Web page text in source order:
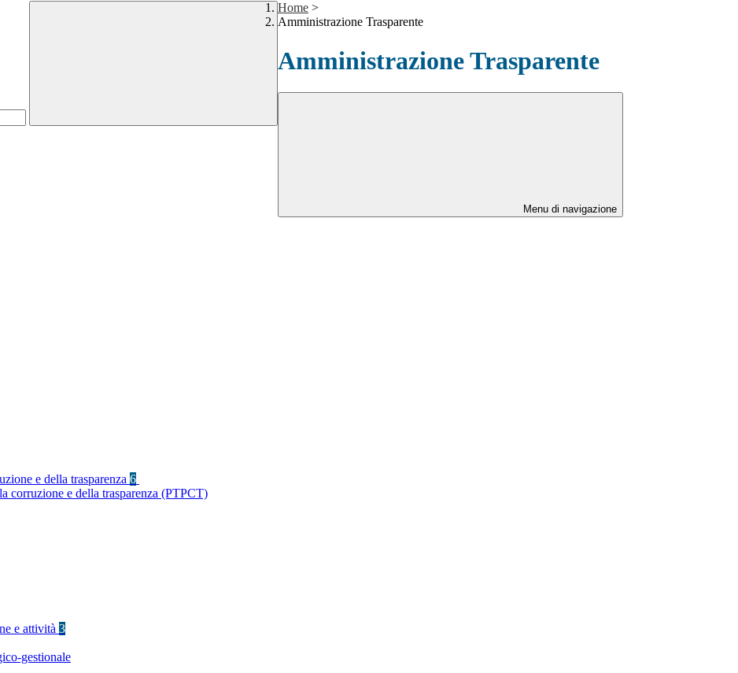
Home >
Amministrazione Trasparente
Amministrazione Trasparente
Menu di navigazione
e della trasparenza 6
corruzione e della trasparenza (PTPCT)
e attività 3
gestionale